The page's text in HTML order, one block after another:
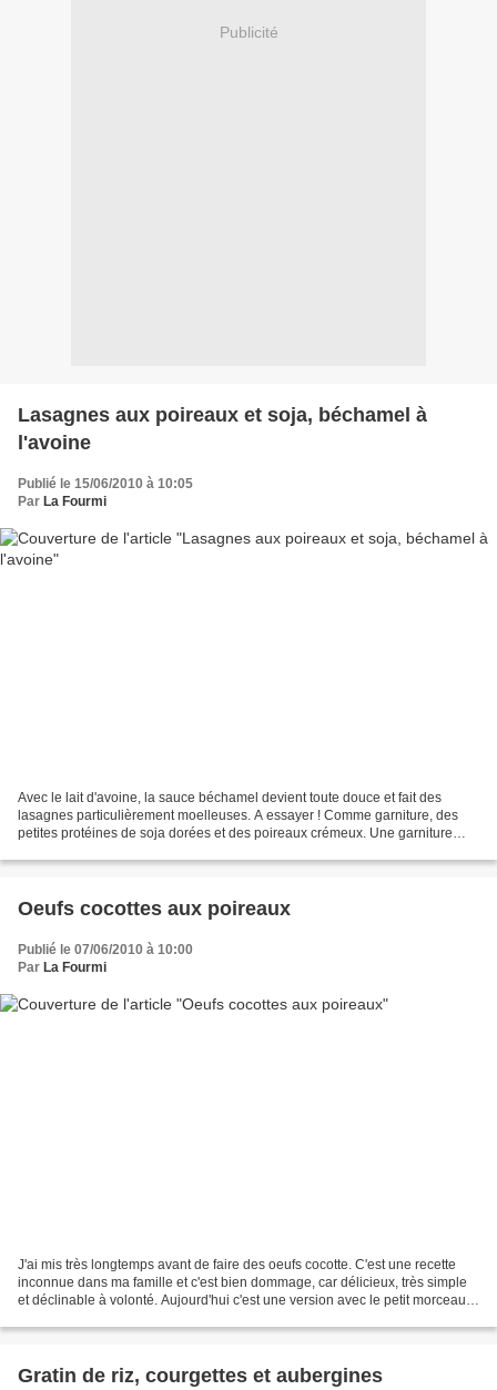
Publicité
Lasagnes aux poireaux et soja, béchamel à
l'avoine
Publié le 15/06/2010 à 10:05
Par La Fourmi
Avec le lait d'avoine, la sauce béchamel devient toute douce et fait des
lasagnes particulièrement moelleuses. A essayer ! Comme garniture, des
petites protéines de soja dorées et des poireaux crémeux. Une garniture
Oeufs cocottes aux poireaux
Publié le 07/06/2010 à 10:00
Par La Fourmi
J'ai mis très longtemps avant de faire des oeufs cocotte. C'est une recette
inconnue dans ma famille et c'est bien dommage, car délicieux, très simple
et déclinable à volonté. Aujourd'hui c'est une version avec le petit morceau
Gratin de riz, courgettes et aubergines